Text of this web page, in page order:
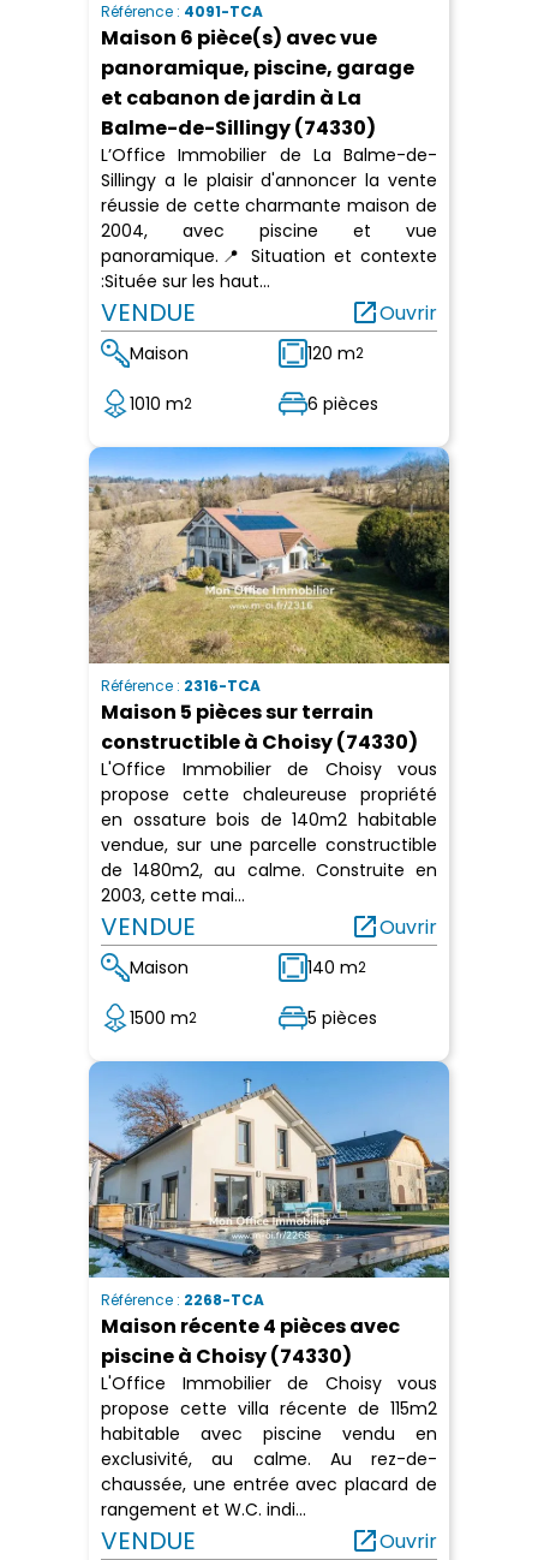
Référence : 4091-TCA
Maison 6 pièce(s) avec vue
panoramique, piscine, garage
et cabanon de jardin à La
Balme-de-Sillingy (74330)
L’Office Immobilier de La Balme-de-
Sillingy a le plaisir d'annoncer la vente
réussie de cette charmante maison de
2004, avec piscine et vue
panoramique.📍 Situation et contexte
:Située sur les haut...
VENDUE open_in_newOuvrir
Maison 120 m2
1010 m2 6 pièces
Référence : 2316-TCA
Maison 5 pièces sur terrain
constructible à Choisy (74330)
L'Office Immobilier de Choisy vous
propose cette chaleureuse propriété
en ossature bois de 140m2 habitable
vendue, sur une parcelle constructible
de 1480m2, au calme. Construite en
2003, cette mai...
VENDUE open_in_newOuvrir
Maison 140 m2
1500 m2 5 pièces
Référence : 2268-TCA
Maison récente 4 pièces avec
piscine à Choisy (74330)
L'Office Immobilier de Choisy vous
propose cette villa récente de 115m2
habitable avec piscine vendu en
exclusivité, au calme. Au rez-de-
chaussée, une entrée avec placard de
rangement et W.C. indi...
VENDUE open_in_newOuvrir